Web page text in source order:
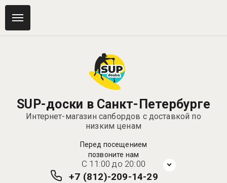
SUP-доски в Санкт-Петербурге
Интернет-магазин сапбордов с доставкой по
низким ценам
Перед посещением
позвоните нам
C 11:00 до 20:00
+7 (812)-209-14-29